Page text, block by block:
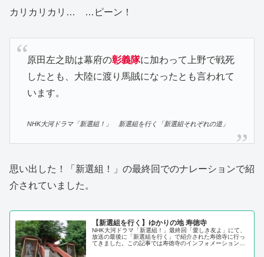
カリカリカリ… …ピーン！
原田左之助は幕府の彰義隊に加わって上野で戦死
したとも、大陸に渡り馬賊になったとも言われて
います。
NHK大河ドラマ「新選組！」 新選組を行く「新選組それぞれの道」
思い出した！「新選組！」の最終回でのナレーションで紹
介されていました。
【新選組を行く】ゆかりの地 寿徳寺
NHK大河ドラマ「新選組！」最終回「愛しき友よ」にて、
放送の最後に「新選組を行く」で紹介された寿徳寺に行っ
てきました。この記事では寿徳寺のインフォメーションや